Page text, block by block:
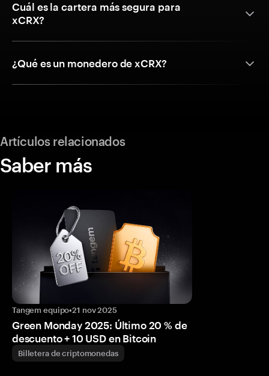
Cuál es la cartera más segura para
xCRX?
¿Qué es un monedero de xCRX?
Artículos relacionados
Saber más
Tangem equipo•21 nov 2025
Green Monday 2025: Último 20 % de
descuento + 10 USD en Bitcoin
Billetera de criptomonedas